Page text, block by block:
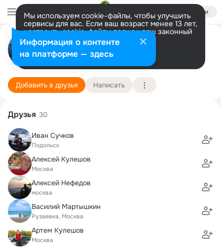
Войти
Мы используем cookie-файлы, чтобы улучшить
сервисы для вас. Если ваш возраст менее 13 лет,
настроить cookie-файлы должен ваш законный
представитель. Больше информации
Разрешить все Настроить
Андрей С
Москва
26 сентября (43 года)
649 школа
Подробнее
Добавить в друзья Написать
Друзья 30
Иван Сучков
Подольск
Алексей Кулешов
Москва
Алексей Нефедов
москва
Василий Мартышкин
Рузаевка, Москва
Артем Кулешов
Москва
Информация о контенте
на платформе — здесь